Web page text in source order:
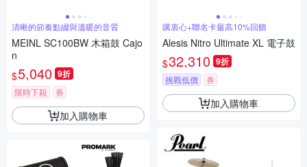
清晰的節奏點綴與溫暖的音質
MEINL SC100BW 木箱鼓 Cajo
n
$5,040 9折
限時下殺 券
加入購物車
購衷心+聯名卡最高10%回饋
Alesis Nitro Ultimate XL 電子鼓
$32,310 9折
挑戰低價 券
加入購物車